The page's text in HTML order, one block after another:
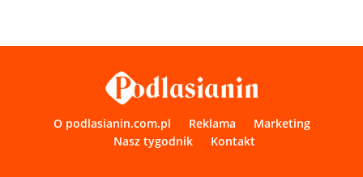
O podlasianin.com.pl Reklama
Marketing
Nasz tygodnik
Kontakt